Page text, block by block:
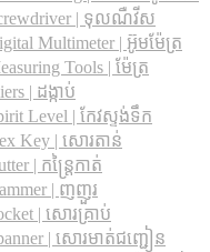
| ទុលណឺវីស
Multimeter | អ៊ូមម៉ែត្រ
Tools | ម៉ែត្រ
| ដង្កាប់
Level | កែវស្ទង់ទឹក
Key | សោរតាន់
| កន្រ្តៃកាត់
| ញញួរ
| សោរគ្រាប់
|​ សោរមាត់ជញ្ជៀន